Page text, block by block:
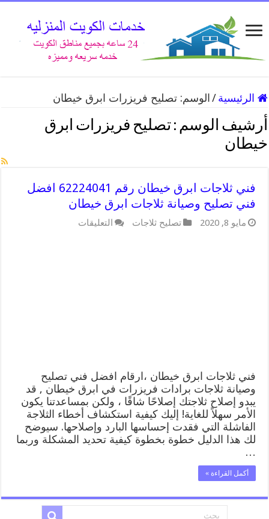
الرئيسية / الوسم:تصليح فريزرات ابرق خيطان
أرشيف الوسم :تصليح فريزرات ابرق
خيطان
فني ثلاجات ابرق خيطان رقم 62224041 افضل
فني تصليح وصيانة ثلاجات ابرق خيطان
مايو 8, 2020 تصليح ثلاجات التعليقات
مغلقة
فني ثلاجات ابرق خيطان ،ارقام افضل فني تصليح
وصيانة ثلاجات برادات فريزرات في ابرق خيطان , قد
يبدو إصلاح ثلاجتك إصلاحًا شاقًا ، ولكن بمساعدتنا يكون
الأمر سهلاً للغاية! إليك كيفية استكشاف أخطاء الثلاجة
الفاشلة التي فقدت إحساسها البارد وإصلاحها. سيوضح
لك هذا الدليل خطوة بخطوة كيفية تحديد المشكلة وربما
…
أكمل القراءة »